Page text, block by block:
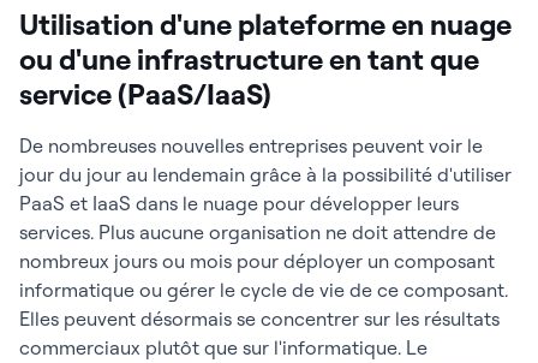
Utilisation d'une plateforme en nuage
ou d'une infrastructure en tant que
service (PaaS/IaaS)
De nombreuses nouvelles entreprises peuvent voir le
jour du jour au lendemain grâce à la possibilité d'utiliser
PaaS et IaaS dans le nuage pour développer leurs
services. Plus aucune organisation ne doit attendre de
nombreux jours ou mois pour déployer un composant
informatique ou gérer le cycle de vie de ce composant.
Elles peuvent désormais se concentrer sur les résultats
commerciaux plutôt que sur l'informatique. Le